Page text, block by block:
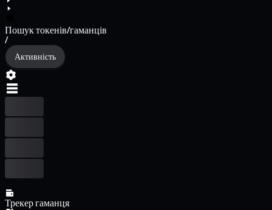
Пошук токенів/гаманців
/
Активність
Трекер гаманця